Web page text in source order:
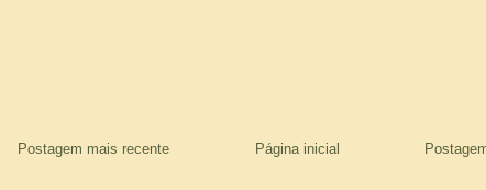
Postagem mais recente Página inicial